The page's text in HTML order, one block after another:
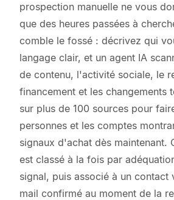
prospection manuelle ne vous
que des heures passées à
comble le fossé : décrivez qui
langage clair, et un agent IA
de contenu, l'activité sociale, le
financement et les changements
sur plus de 100 sources pour
personnes et les comptes
signaux d'achat dès maintenant.
est classé à la fois par
signal, puis associé à un
mail confirmé au moment de la